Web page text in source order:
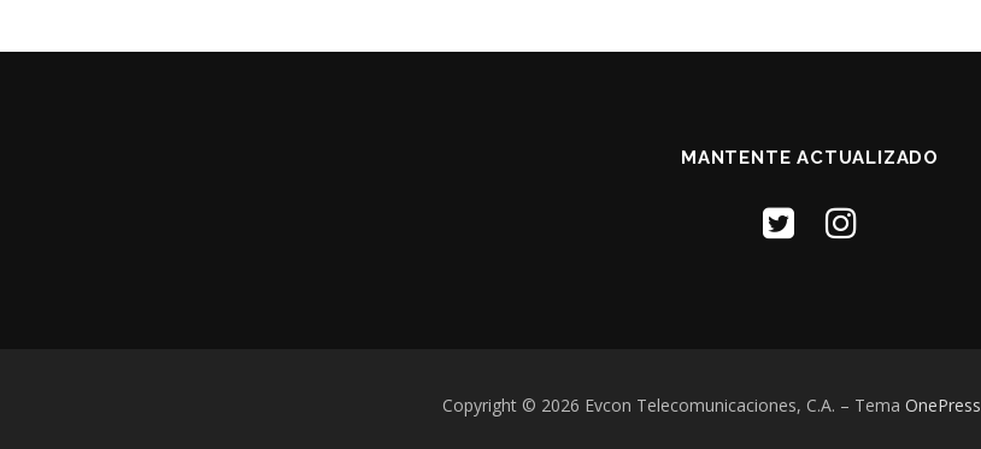
MANTENTE ACTUALIZADO
Copyright © 2026 Evcon Telecomunicaciones, C.A. – Tema OnePress